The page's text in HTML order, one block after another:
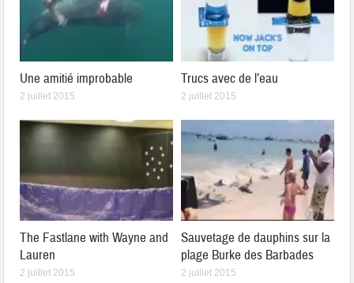
Une amitié improbable
2 juillet 2015
Trucs avec de l’eau
2 juillet 2015
The Fastlane with Wayne and
Lauren
2 juillet 2015
Sauvetage de dauphins sur la
plage Burke des Barbades
2 juillet 2015